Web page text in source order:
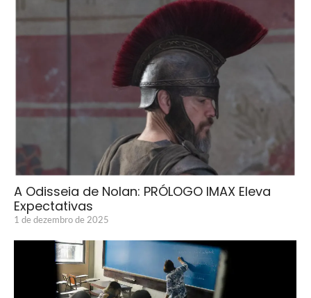
A Odisseia de Nolan: PRÓLOGO IMAX Eleva
Expectativas
1 de dezembro de 2025